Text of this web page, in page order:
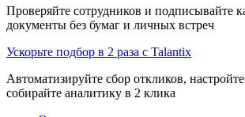
Проверяйте сотрудников и подписывайте
документы без бумаг и личных встреч
Ускорьте подбор в 2 раза с Talantix
Автоматизируйте сбор откликов,
собирайте аналитику в 2 клика